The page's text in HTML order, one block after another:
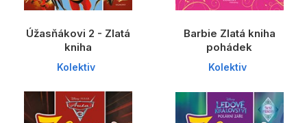
Úžasňákovi 2 - Zlatá
kniha
Kolektiv
Barbie Zlatá kniha
pohádek
Kolektiv